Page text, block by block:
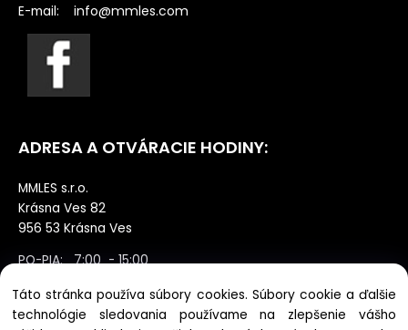
E-mail: info@mmles.com
ADRESA A OTVÁRACIE HODINY:
MMLES s.r.o.
Krásna Ves 82
956 53 Krásna Ves
PO-PIA: 7:00 - 15:00
zatvorené
Táto stránka používa súbory cookies. Súbory cookie a ďalšie
technológie sledovania používame na zlepšenie vášho